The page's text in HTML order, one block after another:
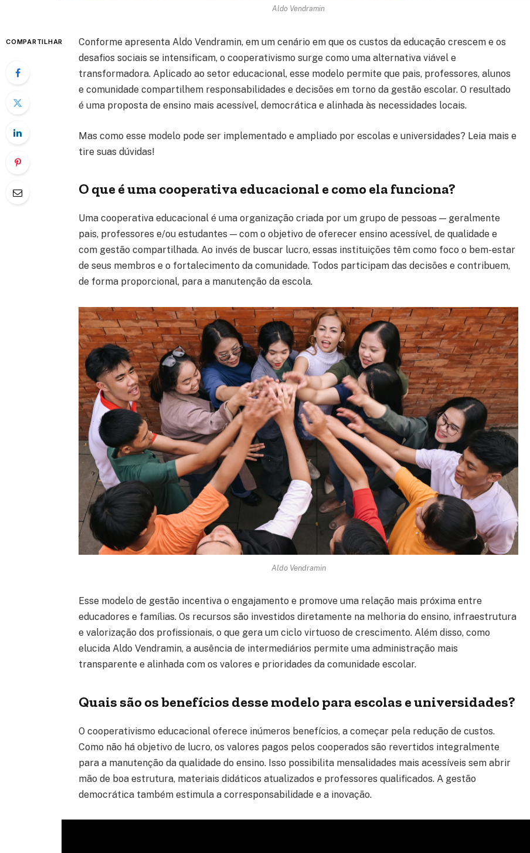
Aldo Vendramin
COMPARTILHAR
Conforme apresenta Aldo Vendramin, em um cenário em que os custos da educação crescem e os
desafios sociais se intensificam, o cooperativismo surge como uma alternativa viável e
transformadora. Aplicado ao setor educacional, esse modelo permite que pais, professores, alunos
e comunidade compartilhem responsabilidades e decisões em torno da gestão escolar. O resultado
é uma proposta de ensino mais acessível, democrática e alinhada às necessidades locais.
Mas como esse modelo pode ser implementado e ampliado por escolas e universidades? Leia mais e
tire suas dúvidas!
O que é uma cooperativa educacional e como ela funciona?
Uma cooperativa educacional é uma organização criada por um grupo de pessoas — geralmente
pais, professores e/ou estudantes — com o objetivo de oferecer ensino acessível, de qualidade e
com gestão compartilhada. Ao invés de buscar lucro, essas instituições têm como foco o bem-estar
de seus membros e o fortalecimento da comunidade. Todos participam das decisões e contribuem,
de forma proporcional, para a manutenção da escola.
Aldo Vendramin
Esse modelo de gestão incentiva o engajamento e promove uma relação mais próxima entre
educadores e famílias. Os recursos são investidos diretamente na melhoria do ensino, infraestrutura
e valorização dos profissionais, o que gera um ciclo virtuoso de crescimento. Além disso, como
elucida Aldo Vendramin, a ausência de intermediários permite uma administração mais
transparente e alinhada com os valores e prioridades da comunidade escolar.
Quais são os benefícios desse modelo para escolas e universidades?
O cooperativismo educacional oferece inúmeros benefícios, a começar pela redução de custos.
Como não há objetivo de lucro, os valores pagos pelos cooperados são revertidos integralmente
para a manutenção da qualidade do ensino. Isso possibilita mensalidades mais acessíveis sem abrir
mão de boa estrutura, materiais didáticos atualizados e professores qualificados. A gestão
democrática também estimula a corresponsabilidade e a inovação.